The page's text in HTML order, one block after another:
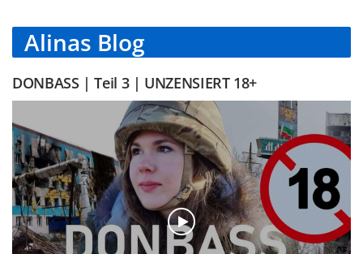
Alinas Blog
DONBASS | Teil 3 | UNZENSIERT 18+